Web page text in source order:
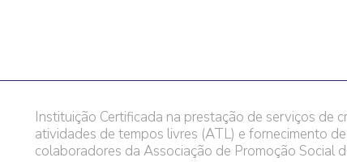
Instituição Certificada na prestação de serviços de
atividades de tempos livres (ATL) e fornecimento
colaboradores da Associação de Promoção Social